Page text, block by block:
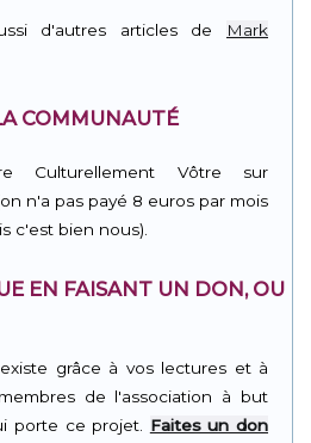
d'autres articles de
Mark
COMMUNAUTÉ
Culturellement Vôtre sur
n'a pas payé 8 euros par mois
c'est bien nous).
EN FAISANT UN DON, OU
grâce à vos lectures et à
de l'association à but
porte ce projet. Faites un don